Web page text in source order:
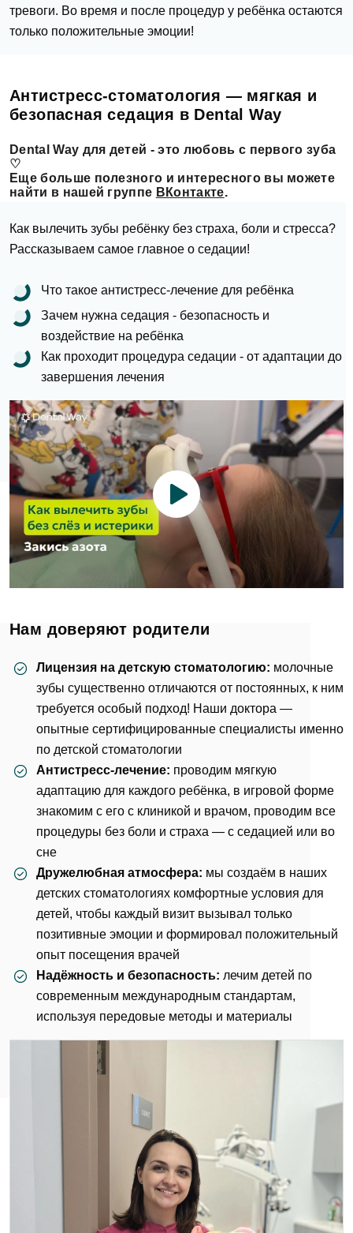
тревоги. Во время и после процедур у ребёнка остаются
только положительные эмоции!
Антистресс-стоматология — мягкая и
безопасная седация в Dental Way
Dental Way для детей - это любовь с первого зуба
♡
Еще больше полезного и интересного вы можете
найти в нашей группе ВКонтакте.
Как вылечить зубы ребёнку без страха, боли и стресса?
Рассказываем самое главное о седации!
Что такое антистресс-лечение для ребёнка
Зачем нужна седация - безопасность и
воздействие на ребёнка
Как проходит процедура седации - от адаптации до
завершения лечения
Нам доверяют родители
Лицензия на детскую стоматологию: молочные
зубы существенно отличаются от постоянных, к ним
требуется особый подход! Наши доктора —
опытные сертифицированные специалисты именно
по детской стоматологии
Антистресс-лечение: проводим мягкую
адаптацию для каждого ребёнка, в игровой форме
знакомим с его с клиникой и врачом, проводим все
процедуры без боли и страха — с седацией или во
сне
Дружелюбная атмосфера: мы создаём в наших
детских стоматологиях комфортные условия для
детей, чтобы каждый визит вызывал только
позитивные эмоции и формировал положительный
опыт посещения врачей
Надёжность и безопасность: лечим детей по
современным международным стандартам,
используя передовые методы и материалы